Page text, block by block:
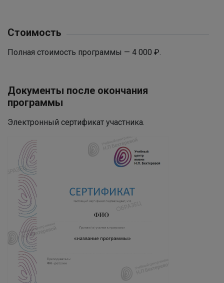
Стоимость
Полная стоимость программы — 4 000 ₽.
Документы после окончания
программы
Электронный сертификат участника.